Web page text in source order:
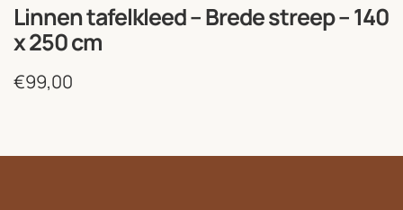
Linnen tafelkleed – Brede streep – 140
x 250 cm
€99,00